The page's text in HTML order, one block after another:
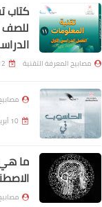
كتاب
للصف
مصابيح المعرفة التقنية 12
10 أبريل 2024
ما